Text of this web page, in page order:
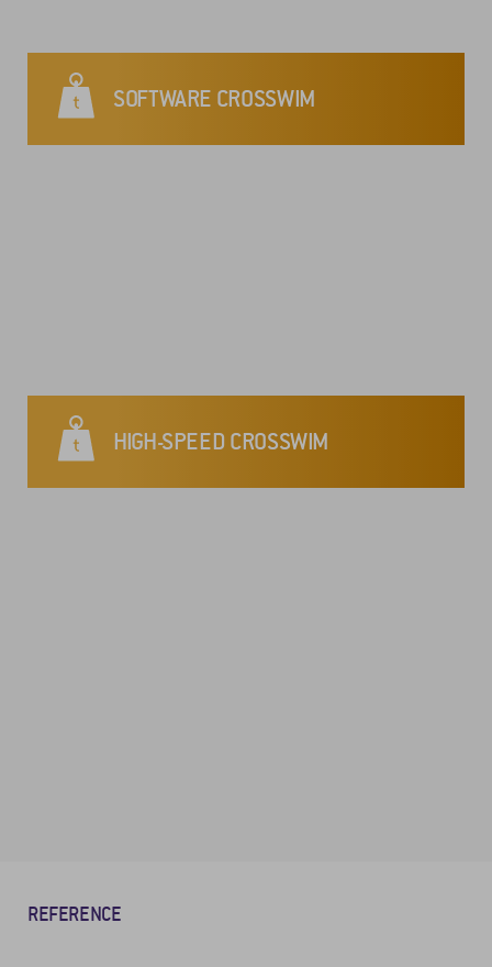
SOFTWARE CROSSWIM
HIGH-SPEED CROSSWIM
REFERENCE